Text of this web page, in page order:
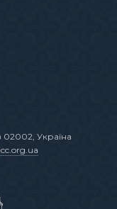
02002, Україна